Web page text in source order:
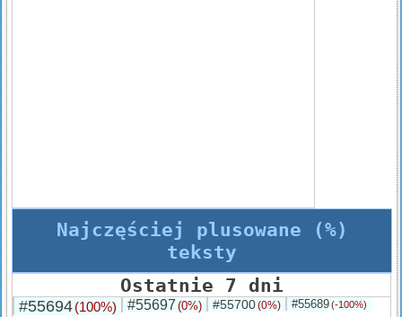
Najczęściej plusowane (%)
teksty
Ostatnie 7 dni
#55694(100%) #55697 (0%) #55700(0%) #55689(-100%)